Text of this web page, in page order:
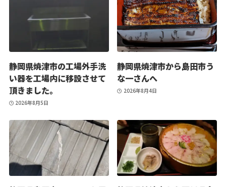
静岡県焼津市の工場外手洗
い器を工場内に移設させて
頂きました。
2026年8月5日
静岡県焼津市から島田市う
な一さんへ
2026年8月4日